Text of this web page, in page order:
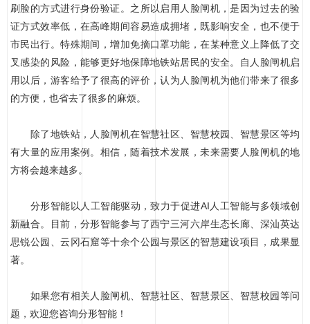
刷脸的方式进行身份验证。之所以启用人脸闸机，是因为过去的验
证方式效率低，在高峰期间容易造成拥堵，既影响安全，也不便于
市民出行。特殊期间，增加免摘口罩功能，在某种意义上降低了交
叉感染的风险，能够更好地保障地铁站居民的安全。自人脸闸机启
用以后，游客给予了很高的评价，认为人脸闸机为他们带来了很多
的方便，也省去了很多的麻烦。
除了地铁站，人脸闸机在智慧社区、智慧校园、智慧景区等均
有大量的应用案例。相信，随着技术发展，未来需要人脸闸机的地
方将会越来越多。
分形智能以人工智能驱动，致力于促进AI人工智能与多领域创
新融合。目前，分形智能参与了西宁三河六岸生态长廊、深汕英达
思锐公园、云冈石窟等十余个公园与景区的智慧建设项目，成果显
著。
如果您有相关人脸闸机、智慧社区、智慧景区、智慧校园等问
题，欢迎您咨询分形智能！